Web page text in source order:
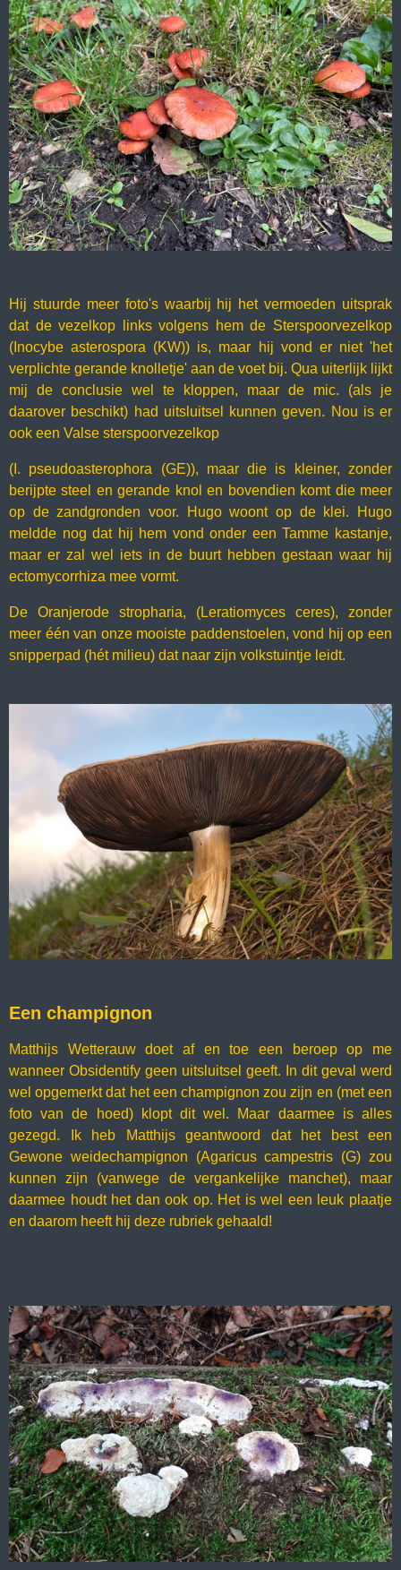
Hij stuurde meer foto's waarbij hij het vermoeden uitsprak
dat de vezelkop links volgens hem de Sterspoorvezelkop
(Inocybe asterospora (KW)) is, maar hij vond er niet 'het
verplichte gerande knolletje' aan de voet bij. Qua uiterlijk lijkt
mij de conclusie wel te kloppen, maar de mic. (als je
daarover beschikt) had uitsluitsel kunnen geven. Nou is er
ook een Valse sterspoorvezelkop
(I. pseudoasterophora (GE)), maar die is kleiner, zonder
berijpte steel en gerande knol en bovendien komt die meer
op de zandgronden voor. Hugo woont op de klei. Hugo
meldde nog dat hij hem vond onder een Tamme kastanje,
maar er zal wel iets in de buurt hebben gestaan waar hij
ectomycorrhiza mee vormt.
De Oranjerode stropharia, (Leratiomyces ceres), zonder
meer één van onze mooiste paddenstoelen, vond hij op een
snipperpad (hét milieu) dat naar zijn volkstuintje leidt.
Een champignon
Matthijs Wetterauw doet af en toe een beroep op me
wanneer Obsidentify geen uitsluitsel geeft. In dit geval werd
wel opgemerkt dat het een champignon zou zijn en (met een
foto van de hoed) klopt dit wel. Maar daarmee is alles
gezegd. Ik heb Matthijs geantwoord dat het best een
Gewone weidechampignon (Agaricus campestris (G) zou
kunnen zijn (vanwege de vergankelijke manchet), maar
daarmee houdt het dan ook op. Het is wel een leuk plaatje
en daarom heeft hij deze rubriek gehaald!